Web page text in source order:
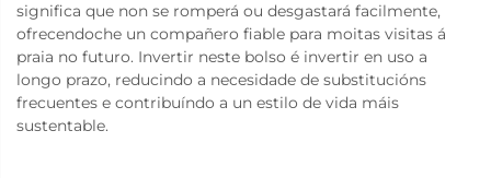
significa que non se romperá ou desgastará facilmente,
ofrecendoche un compañero fiable para moitas visitas á
praia no futuro. Invertir neste bolso é invertir en uso a
longo prazo, reducindo a necesidade de substitucións
frecuentes e contribuíndo a un estilo de vida máis
sustentable.